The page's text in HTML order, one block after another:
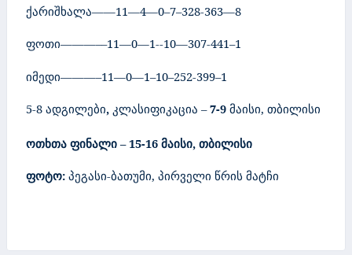
ქარიშხალა——11—4—0–7–328-363—8
ფოთი———––11—0—1--10—307-441–1
იმედი———–11—0—1–10–252-399–1
5-8 ადგილები, კლასიფიკაცია –7-9 მაისი, თბილისი
ოთხთა ფინალი – 15-16 მაისი, თბილისი
ფოტო: პეგასი-ბათუმი, პირველი წრის მატჩი